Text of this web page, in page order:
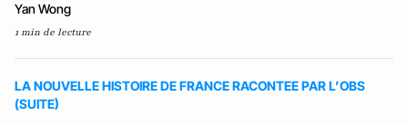
Yan Wong
1 min de lecture
LA NOUVELLE HISTOIRE DE FRANCE RACONTEE PAR L’OBS
(SUITE)